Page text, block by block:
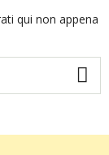
qui non appena